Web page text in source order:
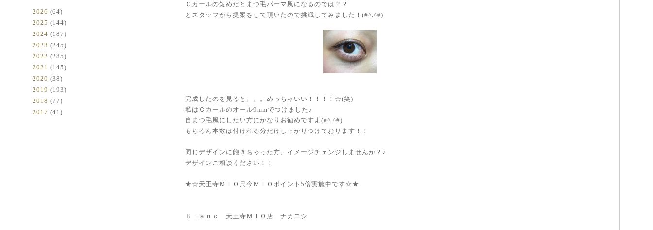
2026 (64)
2025 (144)
2024 (187)
2023 (245)
2022 (285)
2021 (145)
2020 (38)
2019 (193)
2018 (77)
2017 (41)
Ｃカールの短めだとまつ毛パーマ風になるのでは？？
とスタッフから提案をして頂いたので挑戦してみました！(#^.^#)
完成したのを見ると。。。めっちゃいい！！！！☆(笑)
私はＣカールのオール9mmでつけました♪
自まつ毛風にしたい方にかなりお勧めですよ(#^.^#)
もちろん本数は付けれる分だけしっかりつけております！！
同じデザインに飽きちゃった方、イメージチェンジしませんか？♪
デザインご相談ください！！
★☆天王寺ＭＩＯ只今ＭＩＯポイント5倍実施中です☆★
Ｂｌａｎｃ 天王寺ＭＩＯ店 ナカニシ